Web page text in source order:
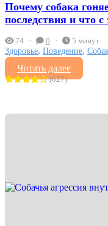
Почему собака
последствия и что с
74 0 5 минут
Здоровье, Поведение,
Читать далее
(627)